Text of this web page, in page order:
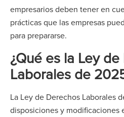
empresarios deben tener en
prácticas que las empresas
para prepararse.
¿Qué es la Ley
Laborales de
La Ley de Derechos Laborales
disposiciones y modificaciones